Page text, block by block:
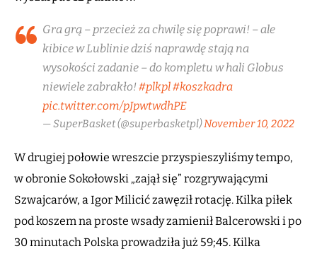
Gra grą – przecież za chwilę się poprawi! – ale
kibice w Lublinie dziś naprawdę stają na
wysokości zadanie – do kompletu w hali Globus
niewiele zabrakło!#plkpl#koszkadra
pic.twitter.com/pJpwtwdhPE
— SuperBasket (@superbasketpl)November 10, 2022
W drugiej połowie wreszcie przyspieszyliśmy tempo,
w obronie Sokołowski „zajął się” rozgrywającymi
Szwajcarów, a Igor Milicić zawęził rotację. Kilka piłek
pod koszem na proste wsady zamienił Balcerowski i po
30 minutach Polska prowadziła już 59;45. Kilka